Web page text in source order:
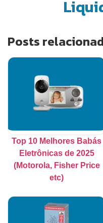
Posts
Top 10 Melhores Babás
Eletrônicas de 2025
(Motorola, Fisher Price
etc)